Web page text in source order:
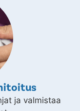
ja valmistaa